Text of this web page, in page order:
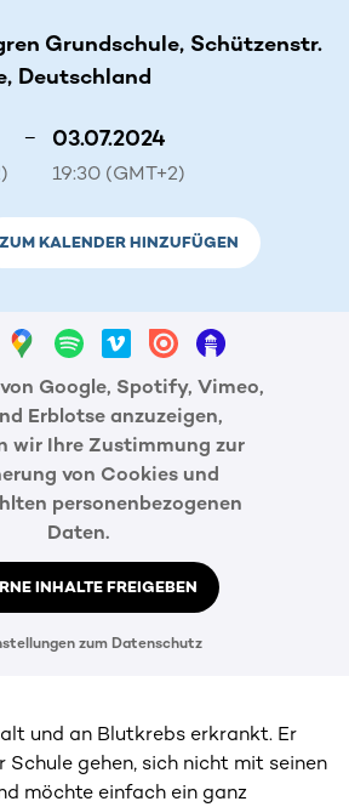
Grundschule, Schützenstr.
Deutschland
– 03.07.2024
19:30 (GMT+2)
ZUM KALENDER HINZUFÜGEN
Google, Spotify, Vimeo,
Erblotse anzuzeigen,
wir Ihre Zustimmung zur
von Cookies und
personenbezogenen
Daten.
INHALTE FREIGEBEN
zum Datenschutz
und an Blutkrebs erkrankt. Er
Schule gehen, sich nicht mit seinen
möchte einfach ein ganz